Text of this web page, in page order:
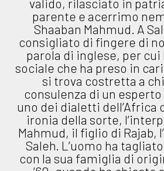
valido, rilasciato in
parente e acerrimo
Shaaban Mahmud. A
consigliato di fingere di
parola di inglese, per cui
sociale che ha preso in
si trova costretta a
consulenza di un
uno dei dialetti dell’Africa
ironia della sorte,
Mahmud, il figlio di Rajab,
Saleh. L’uomo ha
con la sua famiglia di